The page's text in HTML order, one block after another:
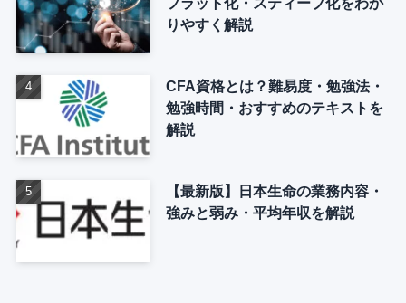
りやすく解説
CFA資格とは？難易度・勉強法・
勉強時間・おすすめのテキストを
解説
【最新版】日本生命の業務内容・
強みと弱み・平均年収を解説